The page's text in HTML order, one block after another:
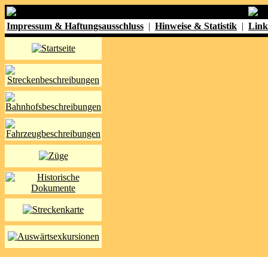
Impressum & Haftungsausschluss | Hinweise & Statistik |